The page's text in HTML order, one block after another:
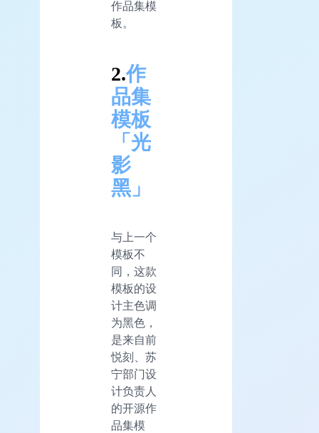
作品集模
板。
2.作
品集
模板
「光
影
黑」
与上一个
模板不
同，这款
模板的设
计主色调
为黑色，
是来自前
悦刻、苏
宁部门设
计负责人
的开源作
品集模